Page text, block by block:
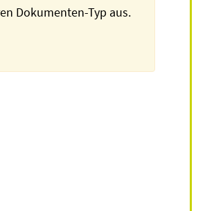
Dokumenten-Typ aus.